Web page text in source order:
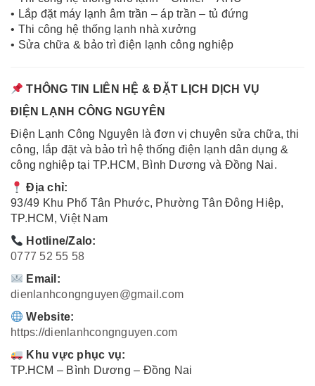
• Lắp đặt máy lạnh âm trần – áp trần – tủ đứng
• Thi công hệ thống lạnh nhà xưởng
• Sửa chữa & bảo trì điện lạnh công nghiệp
THÔNG TIN LIÊN HỆ & ĐẶT LỊCH DỊCH VỤ
ĐIỆN LẠNH CÔNG NGUYÊN
Điện Lạnh Công Nguyên là đơn vị chuyên sửa chữa, thi
công, lắp đặt và bảo trì hệ thống điện lạnh dân dụng &
công nghiệp tại TP.HCM, Bình Dương và Đồng Nai.
Địa chỉ:
93/49 Khu Phố Tân Phước, Phường Tân Đông Hiệp,
TP.HCM, Việt Nam
Hotline/Zalo:
0777 52 55 58
Email:
dienlanhcongnguyen@gmail.com
Website:
https://dienlanhcongnguyen.com
Khu vực phục vụ:
TP.HCM – Bình Dương – Đồng Nai